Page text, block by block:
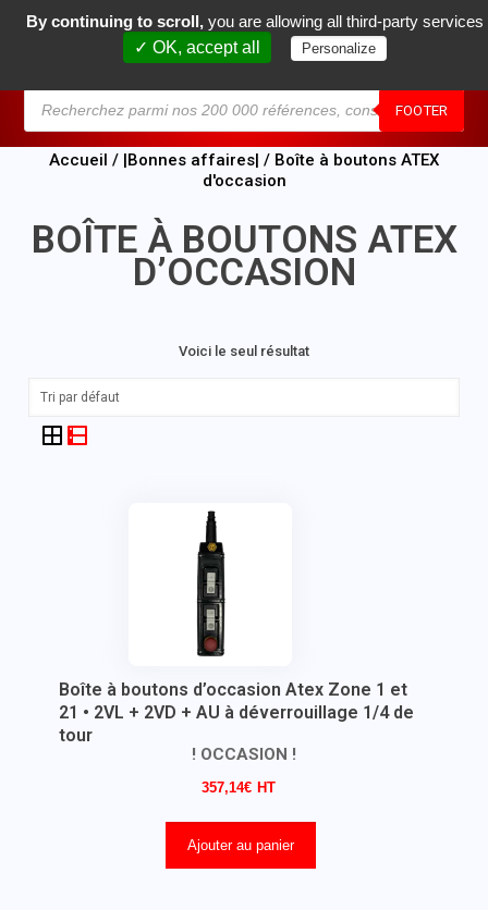
FOOTER
0
Accueil / |Bonnes affaires| / Boîte à boutons ATEX
d'occasion
BOÎTE À BOUTONS ATEX
D’OCCASION
Voici le seul résultat
Boîte à boutons d’occasion Atex Zone 1 et
21 • 2VL + 2VD + AU à déverrouillage 1/4 de
tour
! OCCASION !
357,14€
Ajouter au panier
By continuing to scroll, you are allowing all third-party services
✓ OK, accept all
Personalize